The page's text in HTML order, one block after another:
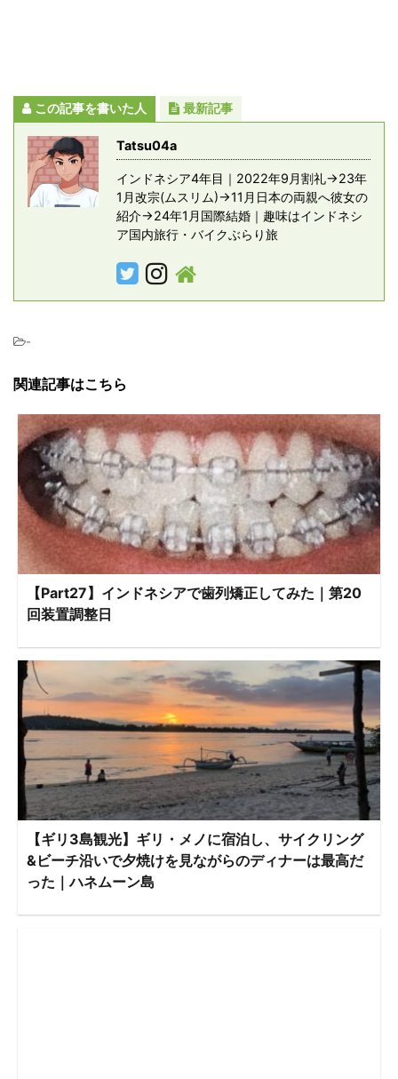
この記事を書いた人 最新記事
Tatsu04a
インドネシア4年目｜2022年9月割礼→23年
1月改宗(ムスリム)→11月日本の両親へ彼女の
紹介→24年1月国際結婚｜趣味はインドネシ
ア国内旅行・バイクぶらり旅
-
関連記事はこちら
【Part27】インドネシアで歯列矯正してみた｜第20
回装置調整日
【ギリ3島観光】ギリ・メノに宿泊し、サイクリング
&ビーチ沿いで夕焼けを見ながらのディナーは最高だ
った｜ハネムーン島